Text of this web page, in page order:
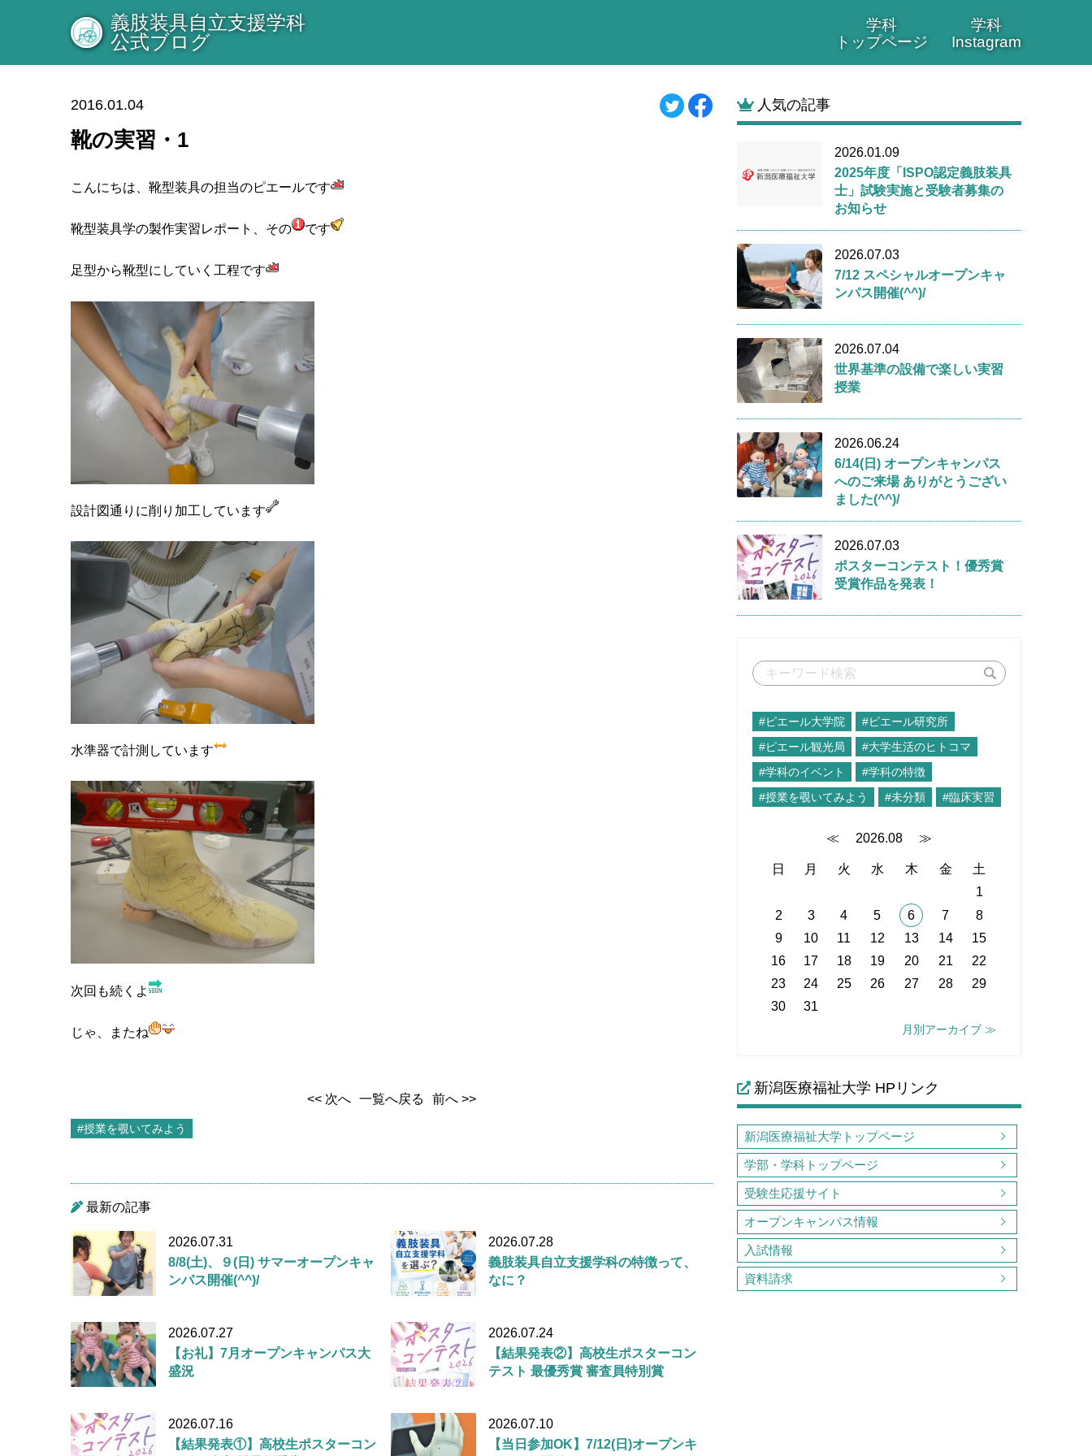
学科
トップページ
学科
Instagram
義肢装具自立支援学科
公式ブログ
2016.01.04
靴の実習・1
こんにちは、靴型装具の担当のピエールです
靴型装具学の製作実習レポート、その です
足型から靴型にしていく工程です
設計図通りに削り加工しています
水準器で計測しています
次回も続くよ
じゃ、またね
<< 次へ 一覧へ戻る 前へ >>
#授業を覗いてみよう
最新の記事
2026.07.31
8/8(土)、９(日) サマーオープンキャ
ンパス開催(^^)/
2026.07.28
義肢装具自立支援学科の特徴って、
なに？
2026.07.27
【お礼】7月オープンキャンパス大
盛況
2026.07.24
【結果発表②】高校生ポスターコン
テスト 最優秀賞 審査員特別賞
2026.07.16
【結果発表①】高校生ポスターコン
2026.07.10
【当日参加OK】7/12(日)オープンキ
人気の記事
2026.01.09
2025年度「ISPO認定義肢装具
士」試験実施と受験者募集の
お知らせ
2026.07.03
7/12 スペシャルオープンキャ
ンパス開催(^^)/
2026.07.04
世界基準の設備で楽しい実習
授業
2026.06.24
6/14(日) オープンキャンパス
へのご来場 ありがとうござい
ました(^^)/
2026.07.03
ポスターコンテスト！優秀賞
受賞作品を発表！
#ピエール大学院
#ピエール研究所
#ピエール観光局
#大学生活のヒトコマ
#学科のイベント
#学科の特徴
#授業を覗いてみよう
#未分類 #臨床実習
≪ 2026.08 ≫
日 月 火 水 木 金
土
1
2
3 4 5 6 7
8
9
10 11 12 13 14
15
16
17 18 19 20 21
22
23
24 25 26 27 28
29
30
31
月別アーカイブ ≫
新潟医療福祉大学 HPリンク
新潟医療福祉大学トップページ
学部・学科トップページ
受験生応援サイト
オープンキャンパス情報
入試情報
資料請求